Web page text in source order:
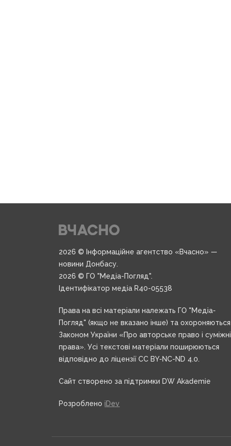
2026 © Інформаційне агентство «Вчасно» —
новини Донбасу.
2026 © ГО "Медіа-Погляд".
Ідентифікатор медіа R40-05538
Права на всі матеріали належать ГО "Медіа-
Погляд" (якщо не вказано інше) та охороняються
Законом України «Про авторське право і суміжні
права». Усі текстові матеріали поширюються
відповідно до ліцензії CC BY-NC-ND 4.0.
Сайт створено за підтримки DW Akademie
Розроблено iDev